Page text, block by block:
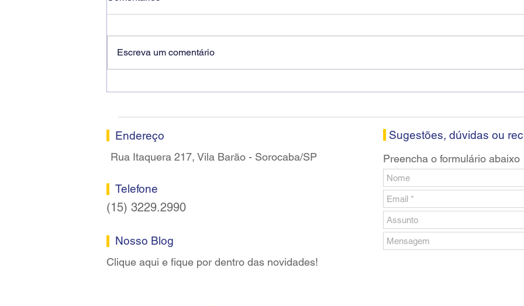
Escreva um comentário
Endereço
Rua Itaquera 217, Vila Barão - Sorocaba/SP
Telefone
(15) 3229.2990
Nosso Blog
Clique aqui e fique por dentro das novidades!
Sugestões, dúvidas ou
Preencha o formulário abaixo